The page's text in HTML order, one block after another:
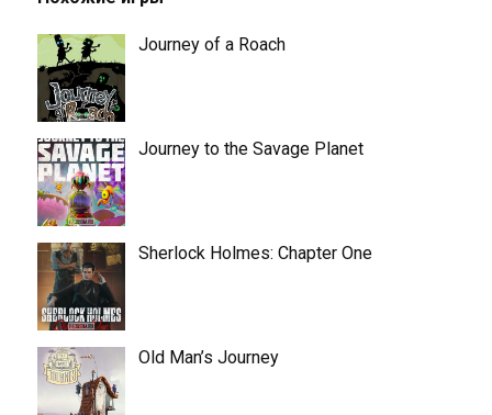
Journey of a Roach
Journey to the Savage Planet
Sherlock Holmes: Chapter One
Old Man’s Journey